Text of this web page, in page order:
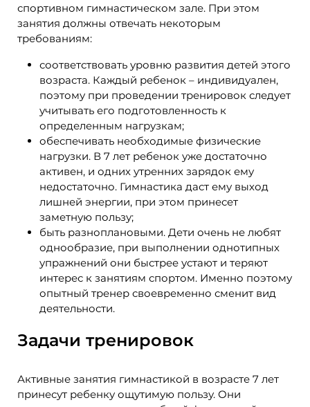
спортивном гимнастическом зале. При этом
занятия должны отвечать некоторым
требованиям:
соответствовать уровню развития детей этого
возраста. Каждый ребенок – индивидуален,
поэтому при проведении тренировок следует
учитывать его подготовленность к
определенным нагрузкам;
обеспечивать необходимые физические
нагрузки. В 7 лет ребенок уже достаточно
активен, и одних утренних зарядок ему
недостаточно. Гимнастика даст ему выход
лишней энергии, при этом принесет
заметную пользу;
быть разноплановыми. Дети очень не любят
однообразие, при выполнении однотипных
упражнений они быстрее устают и теряют
интерес к занятиям спортом. Именно поэтому
опытный тренер своевременно сменит вид
деятельности.
Задачи тренировок
Активные занятия гимнастикой в возрасте 7 лет
принесут ребенку ощутимую пользу. Они